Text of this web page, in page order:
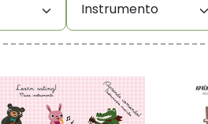
Instrumento